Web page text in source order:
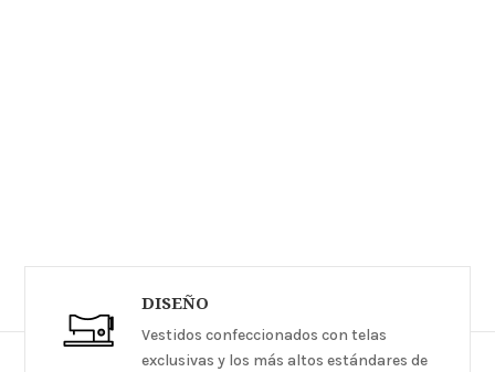
DISEÑO
Vestidos confeccionados con telas
exclusivas y los más altos estándares de